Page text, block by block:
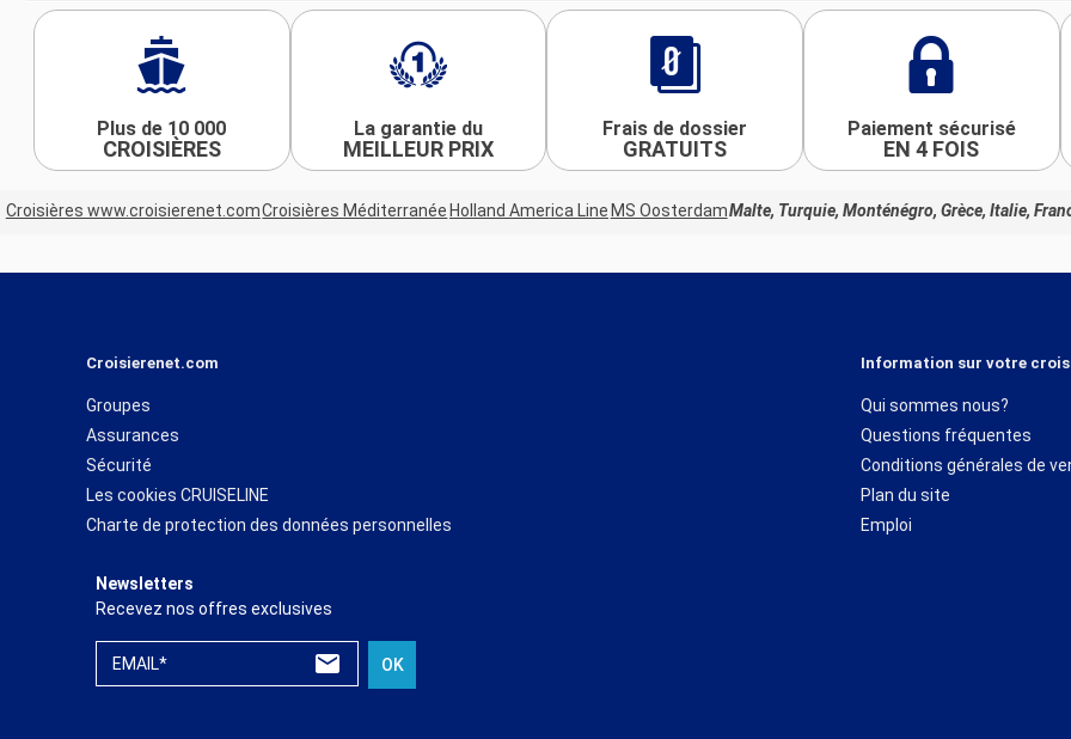
Plus de 10 000
CROISIÈRES
La garantie du
MEILLEUR PRIX
Frais de dossier
GRATUITS
Paiement sécurisé
EN 4 FOIS
Croisières www.croisierenet.comCroisières Méditerranée Holland America Line MS OosterdamMalte, Turquie, Monténégro, Grèce, Italie,
Croisierenet.com
Groupes
Assurances
Sécurité
Les cookies CRUISELINE
Charte de protection des données personnelles
Information sur votre
Qui sommes nous?
Questions fréquentes
Conditions générales de
Plan du site
Emploi
Newsletters
Recevez nos offres exclusives
EMAIL* OK